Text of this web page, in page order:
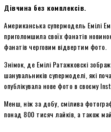
Дівчина без комплексів.
Американська супермодель Емілі
приголомшила своїх фанатів
фанатів черговим відвертим фото.
Знімок, де Емілі Ратажковскі
шанувальників супермоделі, які
опублікувала нове фото в своєму
Менш, ніж за добу, смілива
понад 800 тисяч лайків, а також